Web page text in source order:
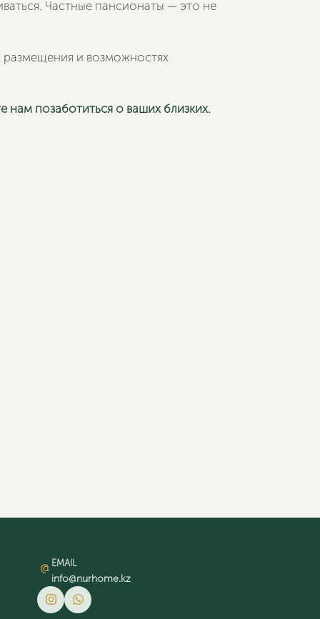
Частные пансионаты — это не
и возможностях
позаботиться о ваших близких.
EMAIL
InstagramWhatsapp